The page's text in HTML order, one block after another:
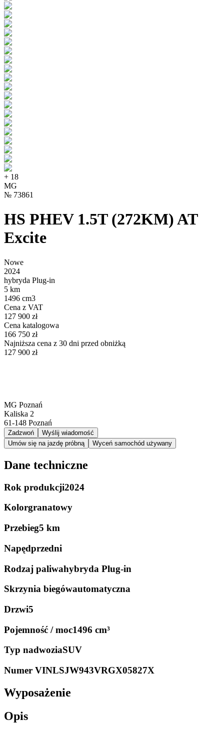
+ 18
MG
№ 73861
HS PHEV 1.5T (272KM) AT
Excite
Nowe
2024
hybryda Plug-in
5 km
1496 cm3
Cena z VAT
127 900 zł
Cena katalogowa
166 750 zł
Najniższa cena z 30 dni przed obniżką
127 900 zł
MG Poznań
Kaliska 2
61-148 Poznań
Zadzwoń
Wyślij wiadomość
Umów się na jazdę próbną
Wyceń samochód używany
Dane techniczne
Rok produkcji2024
Kolorgranatowy
Przebieg5 km
Napędprzedni
Rodzaj paliwahybryda Plug-in
Skrzynia biegówautomatyczna
Drzwi5
Pojemność / moc1496 cm³
Typ nadwoziaSUV
Numer VINLSJW943VRGX05827X
Wyposażenie
Opis